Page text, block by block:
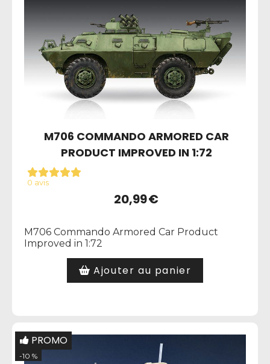
M706 COMMANDO ARMORED CAR
PRODUCT IMPROVED IN 1:72
0 avis
20,99€
M706 Commando Armored Car Product
Improved in 1:72
Ajouter au panier
PROMO
-10 %